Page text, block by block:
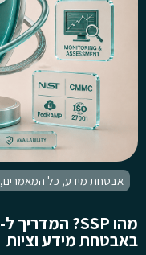
אבטחת מידע, כל המאמרים,
באבטחת מידע וציות